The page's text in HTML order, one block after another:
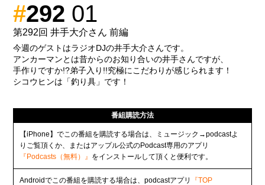
#292 01
第292回 井手大介さん 前編
今週のゲストはラジオDJの井手大介さんです。
アンカーマンとは昔からのお知り合いの井手さんですが、
手作りですか!?弟子入り!!究極にこだわりが感じられます！
シコウヒンは「釣り具」です！
番組購読方法
【iPhone】でこの番組を購読する場合は、ミュージック→podcastよ
りご覧頂くか、またはアップル公式のPodcast専用のアプリ
『Podcasts（無料）』 をインストールして頂くと便利です。
Androidでこの番組を購読する場合は、podcastアプリ
『TOP